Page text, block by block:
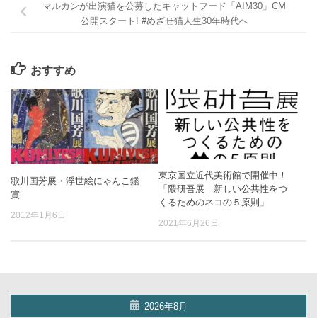
マルカンが出演猫を公募したキャットフード「AIM30」CM
公開スタート! #めざせ猫人生30年時代へ
おすすめ
歌川国芳展・浮世絵にゃんこ鑑
賞
2012年1月6日
東京国立近代美術館で開催中！
「隈研吾展 新しい公共性をつ
くるためのネコの５原則」
2021年6月26日
2026年8月